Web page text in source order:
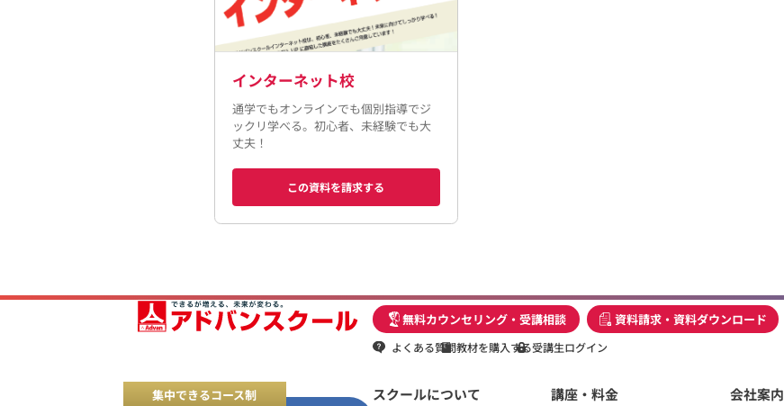
インターネット校
通学でもオンラインでも個別指導でジ
ックリ学べる。初心者、未経験でも大
丈夫！
この資料を請求する
集中できるコース制
無料カウンセリング・受講相談 資料請求・資料ダウンロード
よくある質問教材を購入する受講生ログイン
スクールについて 講座・料金 会社案内